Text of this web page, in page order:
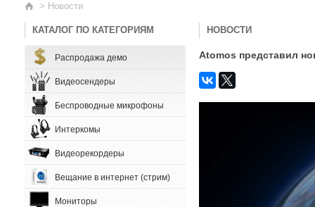
> Новости
КАТАЛОГ ПО КАТЕГОРИЯМ
Распродажа демо
Видеосендеры
Беспроводные микрофоны
Интеркомы
Видеорекордеры
Вещание в интернет (стрим)
Мониторы
НОВОСТИ
Atomos представил